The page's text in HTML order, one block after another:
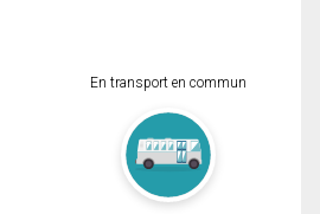
En transport en commun